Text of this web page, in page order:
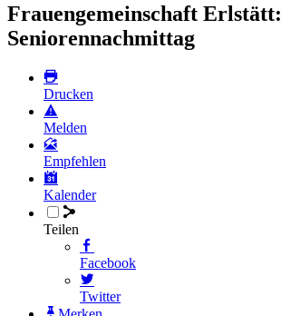
Frauengemeinschaft Erlstätt:
Seniorennachmittag
Drucken
Melden
Empfehlen
Kalender
Teilen
Facebook
Twitter